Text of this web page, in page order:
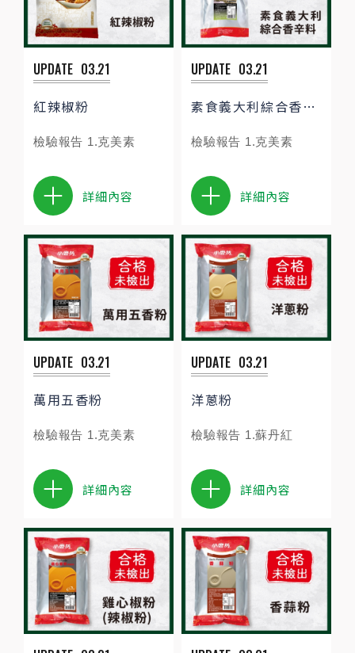
UPDATE 03.21
紅辣椒粉
檢驗報告 1.克美素
詳細內容
UPDATE 03.21
素食義大利綜合香辛料
檢驗報告 1.克美素
詳細內容
UPDATE 03.21
萬用五香粉
檢驗報告 1.克美素
詳細內容
UPDATE 03.21
洋蔥粉
檢驗報告 1.蘇丹紅
詳細內容